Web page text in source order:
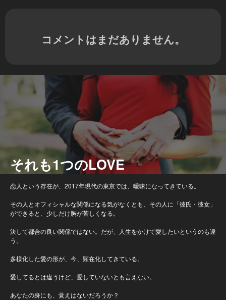
コメントはまだありません。
それも1つのLOVE
恋人という存在が、2017年現代の東京では、曖昧になってきている。
その人とオフィシャルな関係になる気がなくとも、その人に「彼氏・彼女」
ができると、少しだけ胸が苦しくなる。
決して都合の良い関係ではない。だが、人生をかけて愛したいというのも違
う。
多様化した愛の形が、今、顕在化してきている。
愛してるとは違うけど、愛していないとも言えない。
あなたの身にも、覚えはないだろうか？